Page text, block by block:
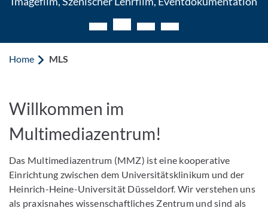
Home MLS
MLS - Multimedia & Lehr-
Willkommen im
Multimediazentrum!
Das Multimediazentrum (MMZ) ist eine kooperative
Einrichtung zwischen dem Universitätsklinikum und der
Heinrich-Heine-Universität Düsseldorf. Wir verstehen uns
als praxisnahes wissenschaftliches Zentrum und sind als